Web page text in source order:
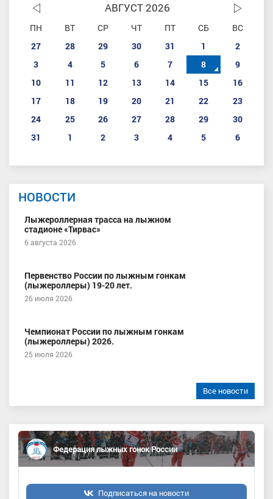
АВГУСТ 2026
ПН ВТ СР ЧТ ПТ СБ
ВС
27
28 29 30 31 1
2
3
4 5 6 7 8
9
10
11 12 13 14 15
16
17
18 19 20 21 22
23
24
25 26 27 28 29
30
31
1 2 3 4 5 6
НОВОСТИ
Лыжероллерная трасса на лыжном
стадионе «Тирвас»
6 августа 2026
Первенство России по лыжным гонкам
(лыжероллеры) 19-20 лет.
26 июля 2026
Чемпионат России по лыжным гонкам
(лыжероллеры) 2026.
25 июля 2026
Все новости
Федерация лыжных гонок России
Подписаться на новости